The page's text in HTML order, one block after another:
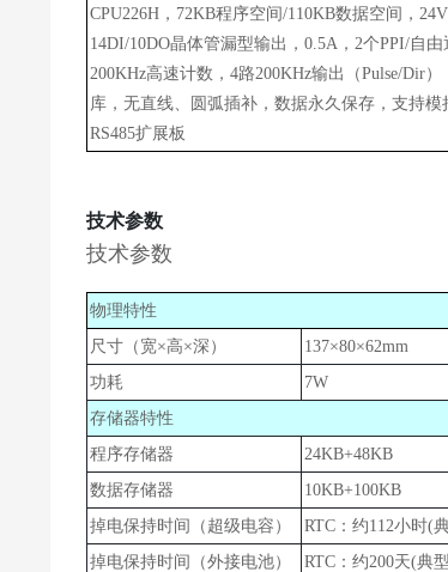
CPU226H，72KB程序空间/110KB数据空间，
14DI/10DO晶体管漏型输出，0.5A，2个PPI/自由
200KHz高速计数，4路200KHz输出（Pulse/Dir
库，无直线、圆弧插补，数据永久保存，支持模
RS485扩展板
技术参数
技术参数
物理特性
尺寸（宽×高×深）
137×80×62mm
功耗
7W
存储器特性
程序存储器
24KB+48KB
数据存储器
10KB+100KB
掉电保持时间（超级电容）
RTC：约112小时(
掉电保持时间（外接电池）
RTC：约200天(典